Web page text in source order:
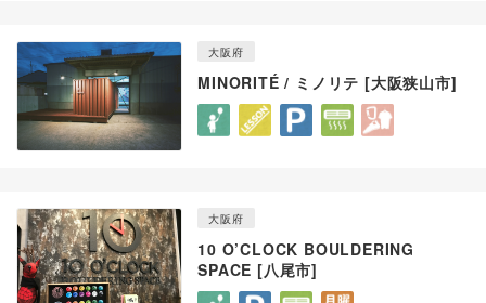
大阪府
MINORITÉ / ミノリテ [大阪狭山市]
大阪府
10 O’CLOCK BOULDERING
SPACE [八尾市]